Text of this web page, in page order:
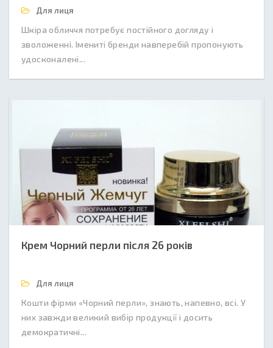
Для лиця
Шкіра обличчя потребує постійного догляду і
зволоженні. Імениті бренди навперебій пропонують
удосконалені...
Крем Чорний перли після 26 років
Для лиця
Кошти фірми «Чорний перли», знають, напевно, всі. У
них завжди великий вибір продукції і досить
демократичні...